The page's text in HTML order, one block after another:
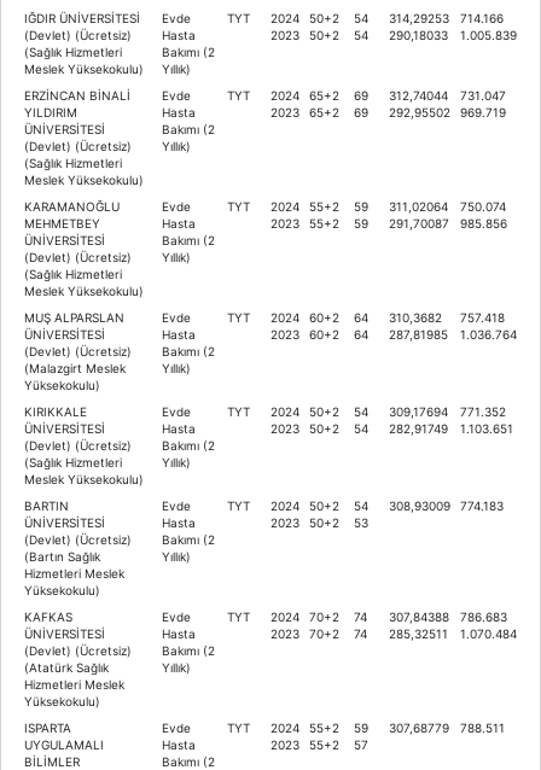
IĞDIR ÜNİVERSİTESİ
(Devlet) (Ücretsiz)
(Sağlık Hizmetleri
Meslek Yüksekokulu)
Evde
Hasta
Bakımı (2
Yıllık)
TYT
2024
2023
50+2
50+2
54
54
314,29253
290,18033
714.166
1.005.839
ERZİNCAN BİNALİ
YILDIRIM
ÜNİVERSİTESİ
(Devlet) (Ücretsiz)
(Sağlık Hizmetleri
Meslek Yüksekokulu)
Evde
Hasta
Bakımı (2
Yıllık)
TYT
2024
2023
65+2
65+2
69
69
312,74044
292,95502
731.047
969.719
KARAMANOĞLU
MEHMETBEY
ÜNİVERSİTESİ
(Devlet) (Ücretsiz)
(Sağlık Hizmetleri
Meslek Yüksekokulu)
Evde
Hasta
Bakımı (2
Yıllık)
TYT
2024
2023
55+2
55+2
59
59
311,02064
291,70087
750.074
985.856
MUŞ ALPARSLAN
ÜNİVERSİTESİ
(Devlet) (Ücretsiz)
(Malazgirt Meslek
Yüksekokulu)
Evde
Hasta
Bakımı (2
Yıllık)
TYT
2024
2023
60+2
60+2
64
64
310,3682
287,81985
757.418
1.036.764
KIRIKKALE
ÜNİVERSİTESİ
(Devlet) (Ücretsiz)
(Sağlık Hizmetleri
Meslek Yüksekokulu)
Evde
Hasta
Bakımı (2
Yıllık)
TYT
2024
2023
50+2
50+2
54
54
309,17694
282,91749
771.352
1.103.651
BARTIN
ÜNİVERSİTESİ
(Devlet) (Ücretsiz)
(Bartın Sağlık
Hizmetleri Meslek
Yüksekokulu)
Evde
Hasta
Bakımı (2
Yıllık)
TYT
2024
2023
50+2
50+2
54
53
308,93009 774.183
KAFKAS
ÜNİVERSİTESİ
(Devlet) (Ücretsiz)
(Atatürk Sağlık
Hizmetleri Meslek
Yüksekokulu)
Evde
Hasta
Bakımı (2
Yıllık)
TYT
2024
2023
70+2
70+2
74
74
307,84388
285,32511
786.683
1.070.484
ISPARTA
UYGULAMALI
BİLİMLER
Evde
Hasta
Bakımı (2
TYT
2024
2023
55+2
55+2
59
57
307,68779 788.511